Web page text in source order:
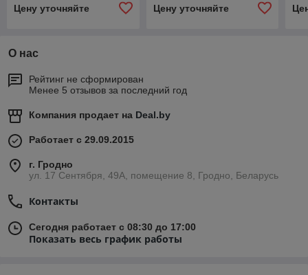
Цену уточняйте
Цену уточняйте
О нас
Рейтинг не сформирован
Менее 5 отзывов за последний год
Компания продает на Deal.by
Работает с 29.09.2015
г. Гродно
ул. 17 Сентября, 49А, помещение 8, Гродно, Беларусь
Контакты
Сегодня работает с 08:30 до 17:00
Показать весь график работы